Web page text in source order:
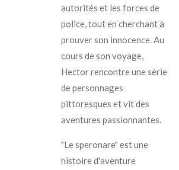
autorités et les forces de
police, tout en cherchant à
prouver son innocence. Au
cours de son voyage,
Hector rencontre une série
de personnages
pittoresques et vit des
aventures passionnantes.
"Le speronare" est une
histoire d'aventure